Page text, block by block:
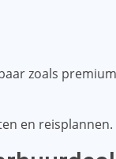
zoals premium
en reisplannen.